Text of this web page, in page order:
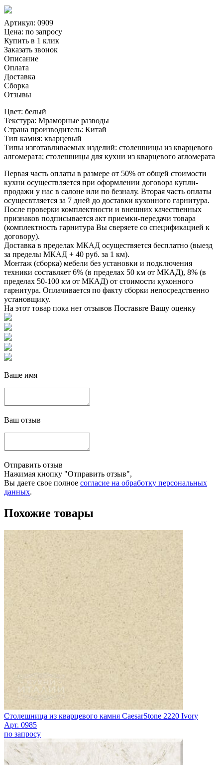
Артикул: 0909
Цена: по запросу
Купить в 1 клик
Заказать звонок
Описание
Оплата
Доставка
Сборка
Отзывы
Цвет: белый
Текстура: Мраморные разводы
Страна производитель: Китай
Тип камня: кварцевый
Типы изготавливаемых изделий: столешницы из кварцевого
алгомерата; столешницы для кухни из кварцевого агломерата
Первая часть оплаты в размере от 50% от общей стоимости
кухни осуществляется при оформлении договора купли-
продажи у нас в салоне или по безналу. Вторая часть оплаты
осущесвтляется за 7 дней до доставки кухонного гарнитура.
После проверки комплектности и внешних качественных
признаков подписывается акт приемки-передачи товара
(комплектность гарнитура Вы сверяете со спецификацией к
договору).
Доставка в пределах МКАД осуществяется бесплатно (выезд
за пределы МКАД + 40 руб. за 1 км).
Монтаж (сборка) мебели без установки и подключения
техники составляет 6% (в пределах 50 км от МКАД), 8% (в
пределах 50-100 км от МКАД) от стоимости кухонного
гарнитура. Оплачивается по факту сборки непосредственно
установщику.
На этот товар пока нет отзывов Поставьте Вашу оценку
Ваше имя
Ваш отзыв
Отправить отзыв
Нажимая кнопку "Отправить отзыв",
Вы даете свое полное согласие на обработку персональных
данных.
Похожие товары
Столешница из кварцевого камня CaesarStone 2220 Ivory
Арт. 0985
по запросу